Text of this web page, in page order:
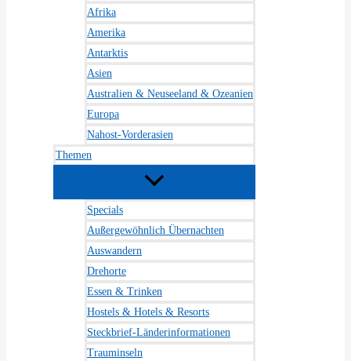
Afrika
Amerika
Antarktis
Asien
Australien & Neuseeland & Ozeanien
Europa
Nahost-Vorderasien
Themen
Specials
Außergewöhnlich Übernachten
Auswandern
Drehorte
Essen & Trinken
Hostels & Hotels & Resorts
Steckbrief-Länderinformationen
Trauminseln